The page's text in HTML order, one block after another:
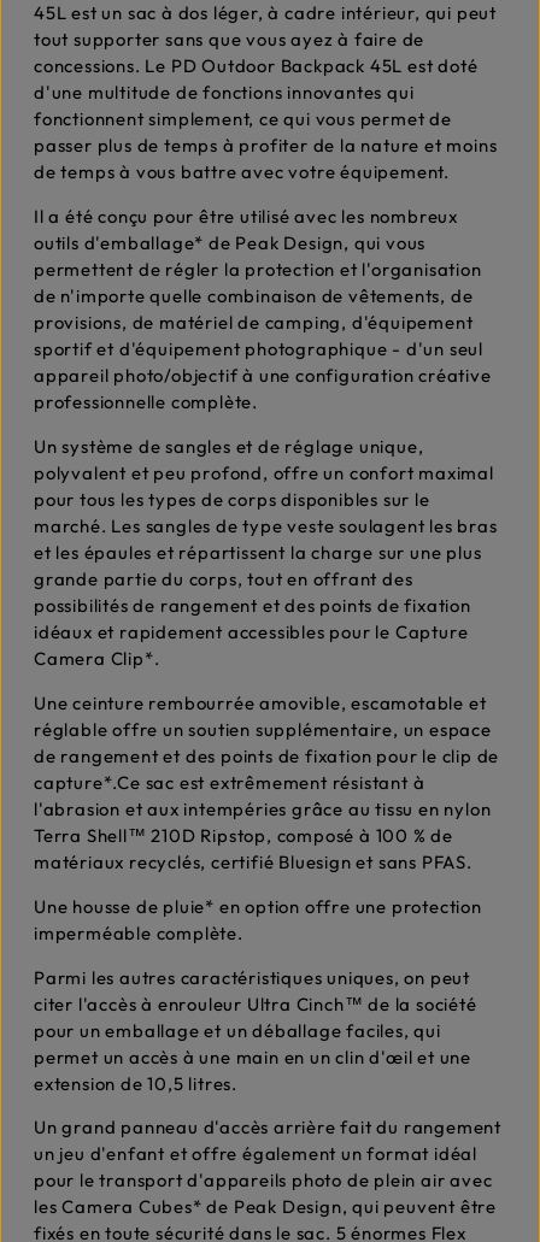
45L est un sac à dos léger, à cadre intérieur, qui peut
tout supporter sans que vous ayez à faire de
concessions. Le PD Outdoor Backpack 45L est doté
d'une multitude de fonctions innovantes qui
fonctionnent simplement, ce qui vous permet de
passer plus de temps à profiter de la nature et moins
de temps à vous battre avec votre équipement.
Il a été conçu pour être utilisé avec les nombreux
outils d'emballage* de Peak Design, qui vous
permettent de régler la protection et l'organisation
de n'importe quelle combinaison de vêtements, de
provisions, de matériel de camping, d'équipement
sportif et d'équipement photographique - d'un seul
appareil photo/objectif à une configuration créative
professionnelle complète.
Un système de sangles et de réglage unique,
polyvalent et peu profond, offre un confort maximal
pour tous les types de corps disponibles sur le
marché. Les sangles de type veste soulagent les bras
et les épaules et répartissent la charge sur une plus
grande partie du corps, tout en offrant des
possibilités de rangement et des points de fixation
idéaux et rapidement accessibles pour le Capture
Camera Clip*.
Une ceinture rembourrée amovible, escamotable et
réglable offre un soutien supplémentaire, un espace
de rangement et des points de fixation pour le clip de
capture*.Ce sac est extrêmement résistant à
l'abrasion et aux intempéries grâce au tissu en nylon
Terra Shell™ 210D Ripstop, composé à 100 % de
matériaux recyclés, certifié Bluesign et sans PFAS.
Une housse de pluie* en option offre une protection
imperméable complète.
Parmi les autres caractéristiques uniques, on peut
citer l'accès à enrouleur Ultra Cinch™ de la société
pour un emballage et un déballage faciles, qui
permet un accès à une main en un clin d'œil et une
extension de 10,5 litres.
Un grand panneau d'accès arrière fait du rangement
un jeu d'enfant et offre également un format idéal
pour le transport d'appareils photo de plein air avec
les Camera Cubes* de Peak Design, qui peuvent être
fixés en toute sécurité dans le sac. 5 énormes Flex